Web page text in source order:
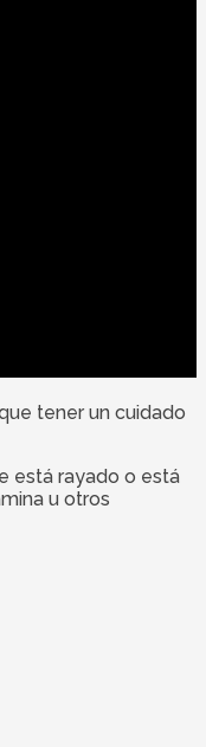
tener un cuidado
está rayado o está
u otros